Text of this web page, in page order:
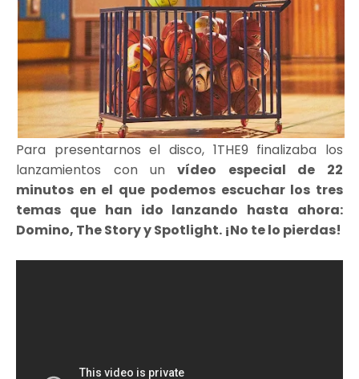
Para presentarnos el disco, 1THE9 finalizaba los
lanzamientos con un vídeo especial de 22
minutos en el que podemos escuchar los tres
temas que han ido lanzando hasta ahora:
Domino, The Story y Spotlight. ¡No te lo pierdas!